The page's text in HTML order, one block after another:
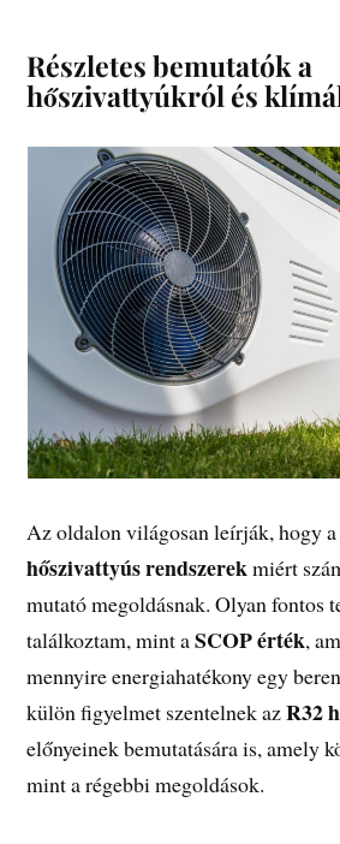
Részletes bemutatók a
hőszivattyúkról és
Az oldalon világosan leírják, hogy
hőszivattyús rendszerekmiért
mutató megoldásnak. Olyan fontos
találkoztam, mint aSCOP érték,
mennyire energiahatékony egy
külön figyelmet szentelnek azR32
előnyeinek bemutatására is, amely
mint a régebbi megoldások.